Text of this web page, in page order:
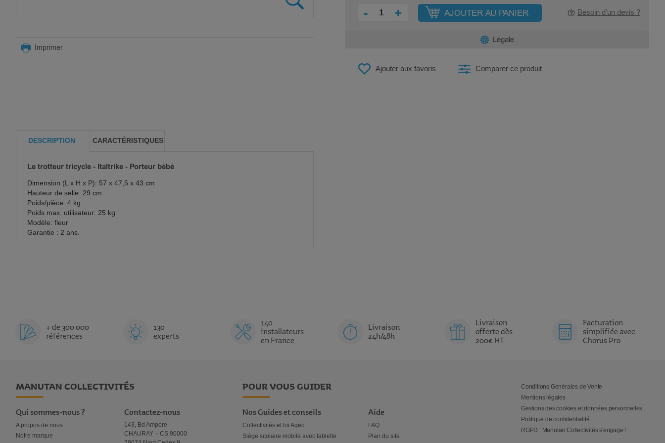
THE
- + AJOUTER AU PANIER Besoin d’un devis ?
Ajouter aux favoris Comparer ce produit
Légale
Imprimer
DESCRIPTION
Le trotteur tricycle - Italtrike - Porteur bébé
Dimension (L x H x P): 57 x 47,5 x 43 cm
Hauteur de selle: 29 cm
Poids/pièce: 4 kg
Poids max. utilisateur: 25 kg
Modèle: fleur
Garantie : 2 ans.
CARACTÉRISTIQUES
+ de 300 000
références
130
experts
140
installateurs
en France
Livraison
24h/48h
Livraison
offerte dès
200€ HT
Facturation
simplifiée avec
Chorus Pro
MANUTAN COLLECTIVITÉS
Qui sommes-nous ?
A propos de nous
Notre marque
Contactez-nous
143, Bd Ampère
CHAURAY – CS 90000
POUR VOUS GUIDER
Nos Guides et conseils
Collectivités et loi Agec
Siège scolaire mobile avec tablette
Aide
FAQ
Plan du site
Conditions Générales de Vente
Mentions légales
Gestions des cookies et données personnelles
Politique de confidentialité
RGPD : Manutan Collectivités s'engage !